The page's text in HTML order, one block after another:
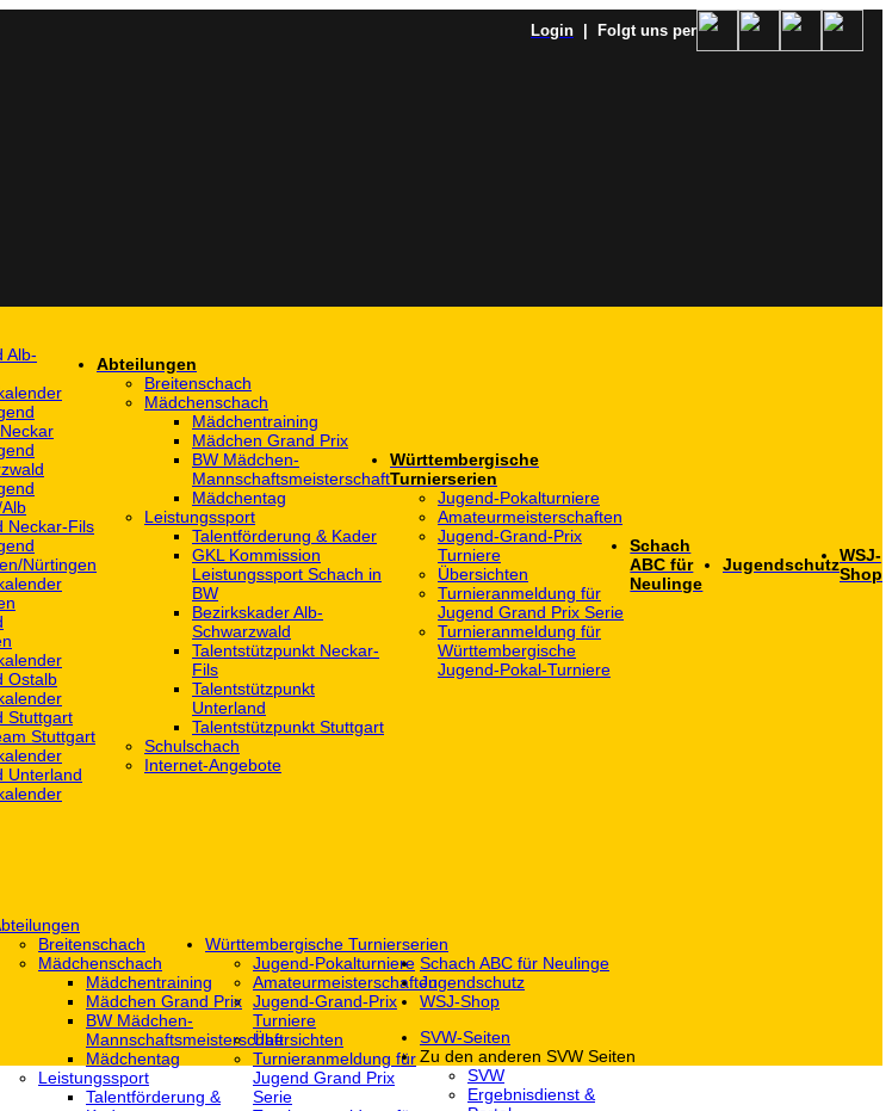
Login | Folgt uns per
Alb-
Neckar-Fils
Nürtingen
Ostalb
Stuttgart
Stuttgart
Unterland
Abteilungen
Breitenschach
Mädchenschach
Mädchentraining
Mädchen Grand Prix
BW Mädchen-
Mannschaftsmeisterschaft
Mädchentag
Leistungssport
Talentförderung & Kader
GKL Kommission
Leistungssport Schach in
BW
Bezirkskader Alb-
Schwarzwald
Talentstützpunkt Neckar-
Fils
Talentstützpunkt
Unterland
Talentstützpunkt Stuttgart
Schulschach
Internet-Angebote
Württembergische
Turnierserien
Jugend-Pokalturniere
Amateurmeisterschaften
Jugend-Grand-Prix
Turniere
Übersichten
Turnieranmeldung für
Jugend Grand Prix Serie
Turnieranmeldung für
Württembergische
Jugend-Pokal-Turniere
Schach
ABC für
Neulinge
JugendschutzWSJ-
Shop
Breitenschach
Mädchenschach
Mädchentraining
Mädchen Grand Prix
BW Mädchen-
Mannschaftsmeisterschaft
Mädchentag
Leistungssport
Talentförderung &
Württembergische Turnierserien
Jugend-Pokalturniere
Amateurmeisterschaften
Jugend-Grand-Prix
Turniere
Übersichten
Turnieranmeldung für
Jugend Grand Prix
Serie
Schach ABC für Neulinge
Jugendschutz
WSJ-Shop
SVW-Seiten
Zu den anderen SVW Seiten
SVW
Ergebnisdienst &